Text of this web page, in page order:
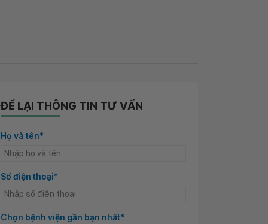
ĐỂ LẠI THÔNG TIN TƯ VẤN
Họ và tên*
Số điện thoại*
Chọn bệnh viện gần bạn nhất*